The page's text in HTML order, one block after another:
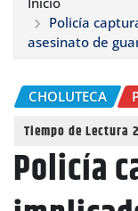
Policía
asesinato de
CHOLUTECA
Policía